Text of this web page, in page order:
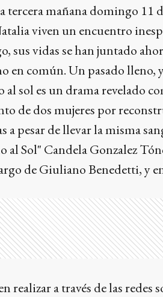
tercera mañana domingo 11
viven un encuentro
sus vidas se han juntado
en común. Un pasado lleno,
sol es un drama revelado
de dos mujeres por
a pesar de llevar la misma
Sol" Candela Gonzalez
de Giuliano Benedetti, y
realizar a través de las redes